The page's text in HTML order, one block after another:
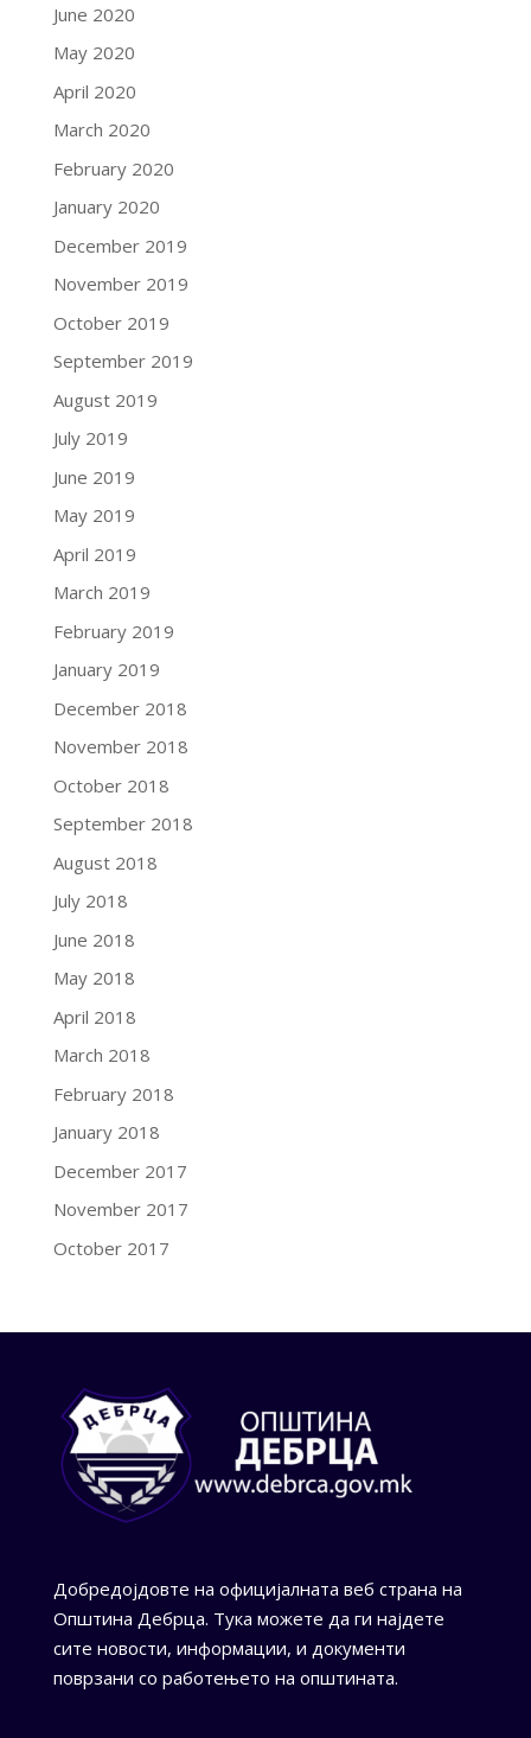
June 2020
May 2020
April 2020
March 2020
February 2020
January 2020
December 2019
November 2019
October 2019
September 2019
August 2019
July 2019
June 2019
May 2019
April 2019
March 2019
February 2019
January 2019
December 2018
November 2018
October 2018
September 2018
August 2018
July 2018
June 2018
May 2018
April 2018
March 2018
February 2018
January 2018
December 2017
November 2017
October 2017
Добредојдовте на официјалната веб страна на
Општина Дебрца. Тука можете да ги најдете
сите новости, информации, и документи
поврзани со работењето на општината.